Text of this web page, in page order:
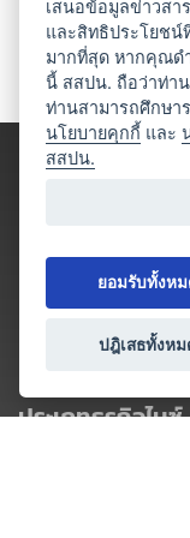
ประเภทธุรกิจไมซ์
เสนอข้อมูลข่าวสา
และสิทธิประโยช
มากที่สุด หากคุณด
นี้ สสปน. ถือว่าท่า
ท่านสามารถศึกษา
นโยบายคุกกี้ และ
สสปน.
ยอมรับทั้งห
ปฎิเสธทั้งห